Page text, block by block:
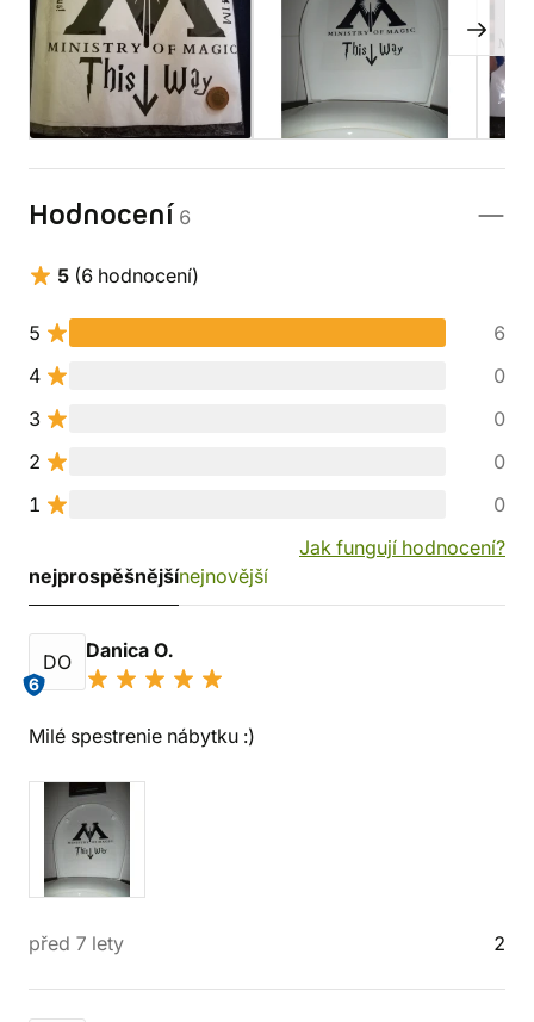
Hodnocení 6
5 (6 hodnocení)
5
6
4
0
3
0
2
0
1
0
Jak fungují hodnocení?
nejprospěšnějšínejnovější
DO
6
Danica O.
Milé spestrenie nábytku :)
před 7 lety 2